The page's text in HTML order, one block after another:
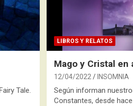
Tale.
LIBROS Y RELATOS
Mago y Cristal en
12/04/2022 INSOMNIA
Según informan
Constantes, desde